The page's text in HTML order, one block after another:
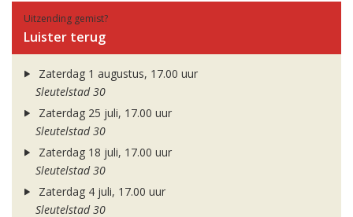
Uitzending gemist?
Luister terug
Zaterdag 1 augustus, 17.00 uur
Sleutelstad 30
Zaterdag 25 juli, 17.00 uur
Sleutelstad 30
Zaterdag 18 juli, 17.00 uur
Sleutelstad 30
Zaterdag 4 juli, 17.00 uur
Sleutelstad 30